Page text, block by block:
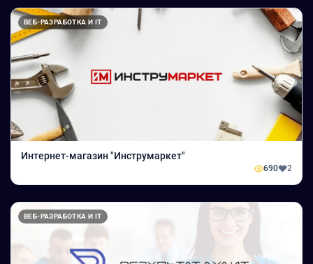
ВЕБ-РАЗРАБОТКА И IT
Интернет-магазин "Инструмаркет"
690 2
ВЕБ-РАЗРАБОТКА И IT